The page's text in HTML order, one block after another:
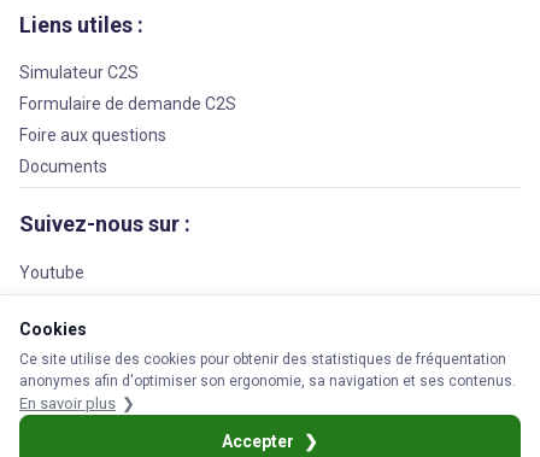
Liens utiles :
Simulateur C2S
Formulaire de demande C2S
Foire aux questions
Documents
Suivez-nous sur :
Youtube
LinkedIn
© 2026 APS Prévoyance
Protection des données personnelles
Cookies
Ce site utilise des cookies pour obtenir des statistiques de fréquentation
anonymes afin d'optimiser son ergonomie, sa navigation et ses contenus.
En savoir plus
Accepter